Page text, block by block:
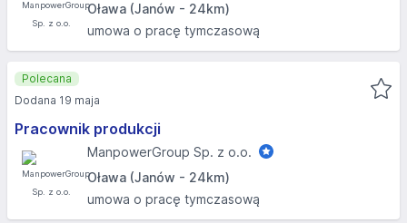
Oława (Janów - 24km)
umowa o pracę tymczasową
Pracownik produkcji
ManpowerGroup Sp. z o.o.
Oława (Janów - 24km)
umowa o pracę tymczasową
Polecana
Dodana 19 maja